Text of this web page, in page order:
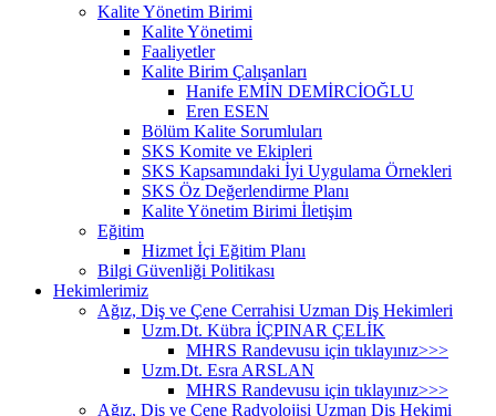
Kalite Yönetim Birimi
Kalite Yönetimi
Faaliyetler
Kalite Birim Çalışanları
Hanife EMİN DEMİRCİOĞLU
Eren ESEN
Bölüm Kalite Sorumluları
SKS Komite ve Ekipleri
SKS Kapsamındaki İyi Uygulama Örnekleri
SKS Öz Değerlendirme Planı
Kalite Yönetim Birimi İletişim
Eğitim
Hizmet İçi Eğitim Planı
Bilgi Güvenliği Politikası
Hekimlerimiz
Ağız, Diş ve Çene Cerrahisi Uzman Diş Hekimleri
Uzm.Dt. Kübra İÇPINAR ÇELİK
MHRS Randevusu için tıklayınız>>>
Uzm.Dt. Esra ARSLAN
MHRS Randevusu için tıklayınız>>>
Ağız, Diş ve Çene Radyolojisi Uzman Diş Hekimi